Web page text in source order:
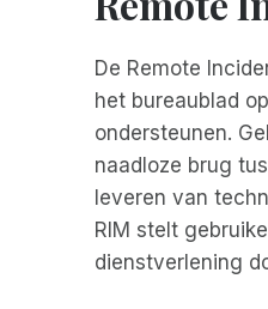
De Remote
het bureaublad
ondersteunen.
naadloze brug
leveren van
RIM stelt
dienstverlening